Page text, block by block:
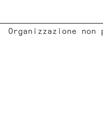
Organizzazione